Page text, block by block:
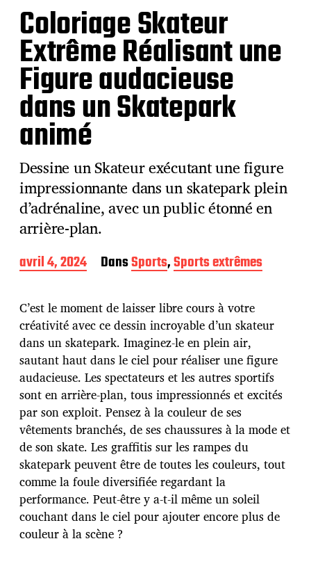
Coloriage Skateur
Extrême Réalisant une
Figure audacieuse
dans un Skatepark
animé
Dessine un Skateur exécutant une figure
impressionnante dans un skatepark plein
d’adrénaline, avec un public étonné en
arrière-plan.
D
a
e
d
e
p
u
b
l
i
c
a
t
i
o
n
avril 4, 2024 DansSports,Sports extrêmes
C’est le moment de laisser libre cours à votre
créativité avec ce dessin incroyable d’un skateur
dans un skatepark. Imaginez-le en plein air,
sautant haut dans le ciel pour réaliser une figure
audacieuse. Les spectateurs et les autres sportifs
sont en arrière-plan, tous impressionnés et excités
par son exploit. Pensez à la couleur de ses
vêtements branchés, de ses chaussures à la mode et
de son skate. Les graffitis sur les rampes du
skatepark peuvent être de toutes les couleurs, tout
comme la foule diversifiée regardant la
performance. Peut-être y a-t-il même un soleil
couchant dans le ciel pour ajouter encore plus de
couleur à la scène ?